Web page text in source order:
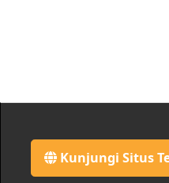
Kunjungi Situs